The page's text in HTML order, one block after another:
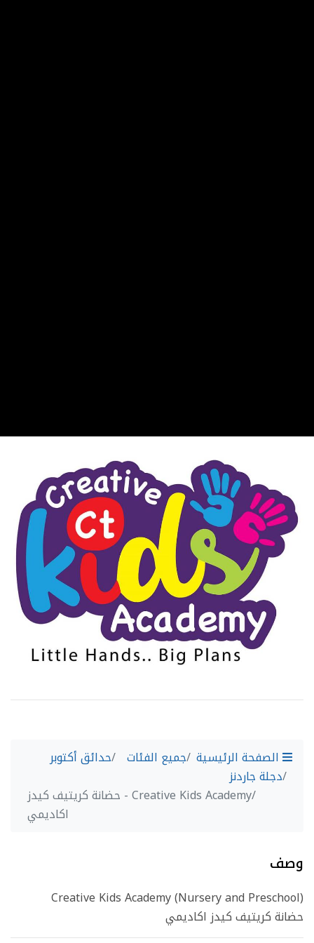
الصفحة الرئيسية جميع الفئات
حدائق أكتوبر
دجلة جاردنز
Creative Kids Academy - حضانة كريتيف كيدز
اكاديمي
وصف
Creative Kids Academy (Nursery and Preschool)
حضانة كريتيف كيدز اكاديمي